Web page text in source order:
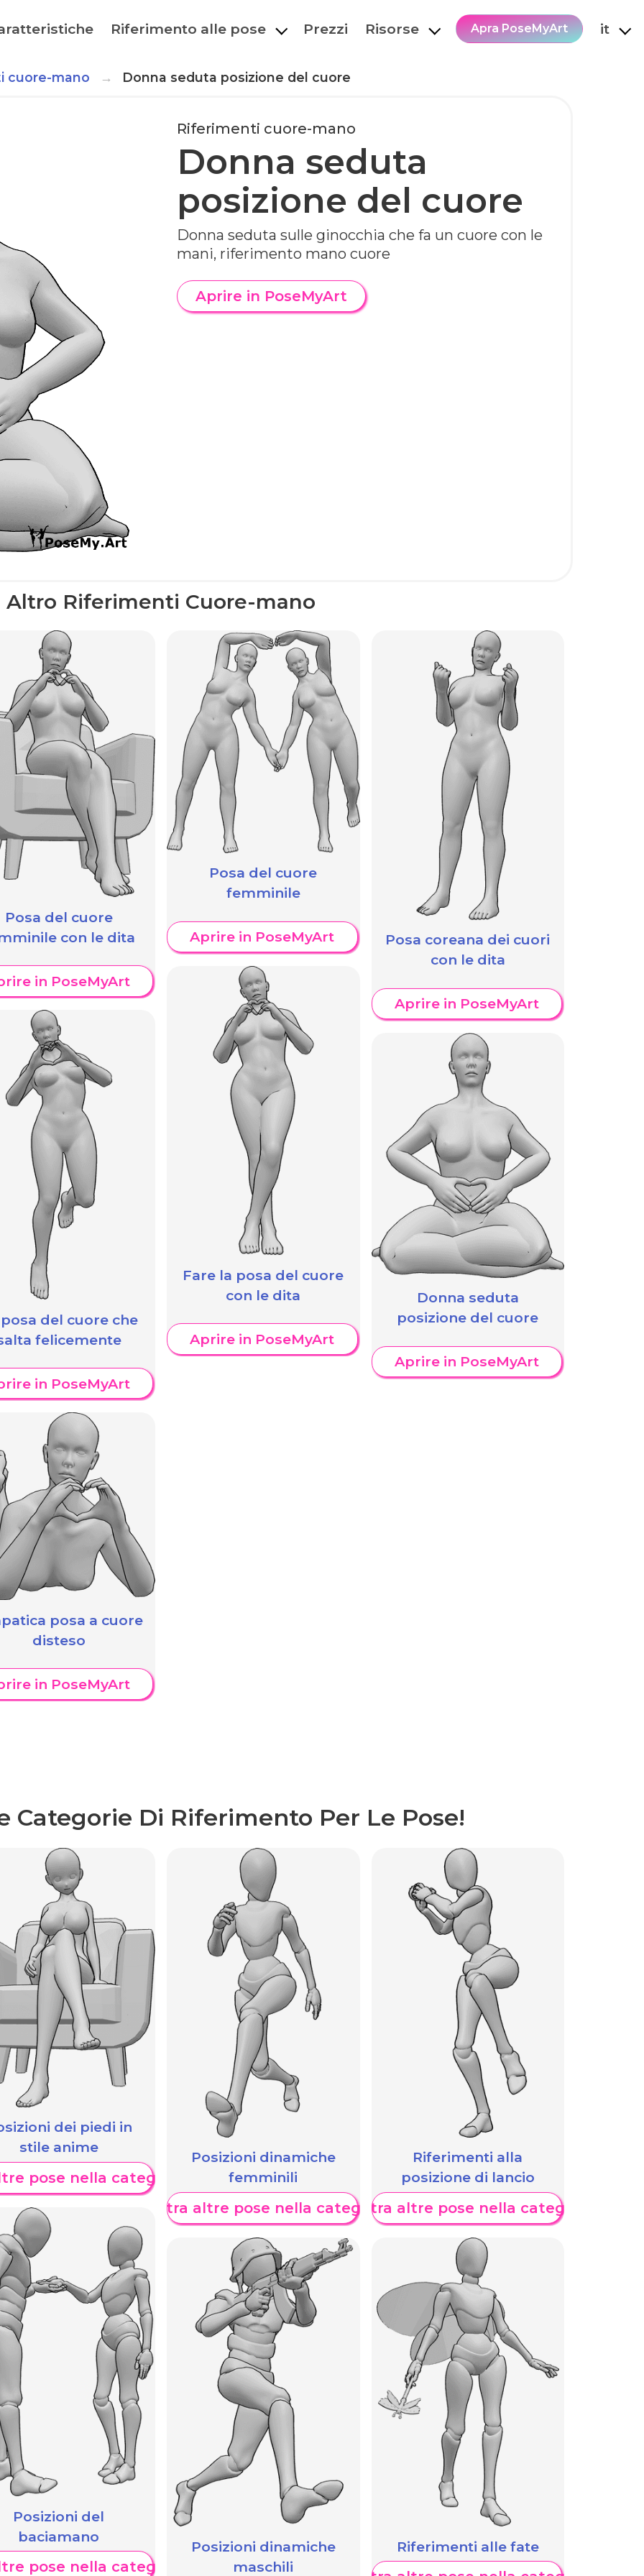
Riferimento alle pose Prezzi Risorse Apra PoseMyArt it
cuore-mano Donna seduta posizione del cuore
Riferimenti cuore-mano
Donna seduta
posizione del cuore
Donna seduta sulle ginocchia che fa un cuore con le
mani, riferimento mano cuore
Aprire in PoseMyArt
Altro Riferimenti Cuore-mano
Posa del cuore
con le dita
in PoseMyArt
del cuore che
felicemente
in PoseMyArt
posa a cuore
disteso
in PoseMyArt
Posa del cuore
femminile
Aprire in PoseMyArt
Fare la posa del cuore
con le dita
Aprire in PoseMyArt
Posa coreana dei cuori
con le dita
Aprire in PoseMyArt
Donna seduta
posizione del cuore
Aprire in PoseMyArt
Categorie Di Riferimento Per Le Pose!
dei piedi in
stile anime
pose nella categoria
Posizioni del
baciamano
pose nella categoria
Posizioni dinamiche
femminili
Mostra altre pose nella categoria
Posizioni dinamiche
maschili
Riferimenti alla
posizione di lancio
Mostra altre pose nella categoria
Riferimenti alle fate